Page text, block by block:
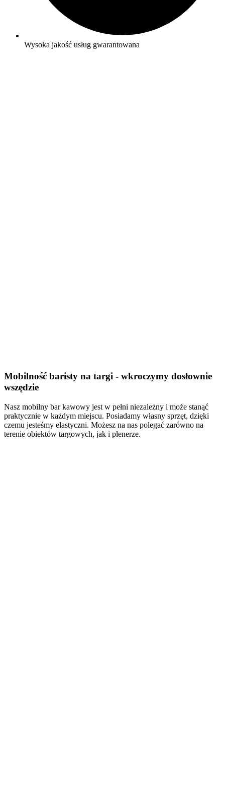
Wysoka jakość usług gwarantowana
Mobilność baristy na targi - wkroczymy dosłownie
wszędzie
Nasz mobilny bar kawowy jest w pełni niezależny i może stanąć
praktycznie w każdym miejscu. Posiadamy własny sprzęt, dzięki
czemu jesteśmy elastyczni. Możesz na nas polegać zarówno na
terenie obiektów targowych, jak i plenerze.